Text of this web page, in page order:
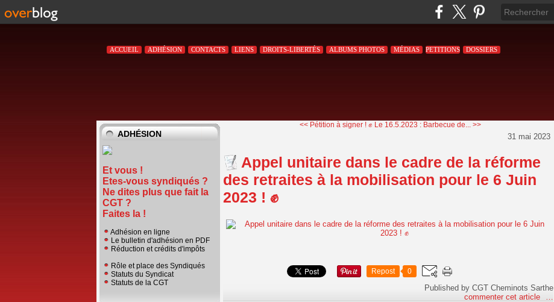
ACCUEIL ADHÉSION CONTACTS LIENS DROITS-LIBERTÉS ALBUMS PHOTOS MÉDIAS PETITIONS DOSSIERS
ADHÉSION
Et vous !
Etes-vous syndiqués ?
Ne dites plus que fait la
CGT ?
Faites la !
Adhésion en ligne
Le bulletin d'adhésion en PDF
Réduction et crédits d'impôts
Rôle et place des Syndiqués
Statuts du Syndicat
Statuts de la CGT
<< Pétition à signer ! ✊ Le 16.5.2023 : Barbecue de... >>
31 mai 2023
Appel unitaire dans le cadre de la réforme
des retraites à la mobilisation pour le 6 Juin
2023 ! ✊
Repost 0
Published by CGT Cheminots Sarthe
commenter cet article